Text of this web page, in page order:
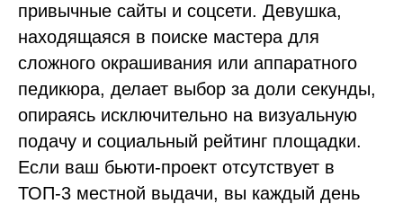
привычные сайты и соцсети. Девушка,
находящаяся в поиске мастера для
сложного окрашивания или аппаратного
педикюра, делает выбор за доли секунды,
опираясь исключительно на визуальную
подачу и социальный рейтинг площадки.
Если ваш бьюти-проект отсутствует в
ТОП-3 местной выдачи, вы каждый день